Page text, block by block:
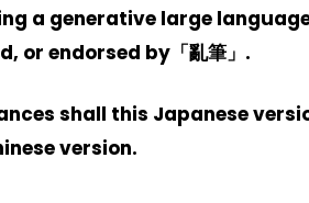
a generative large
or endorsed by「亂筆」.
shall this Japanese
version.